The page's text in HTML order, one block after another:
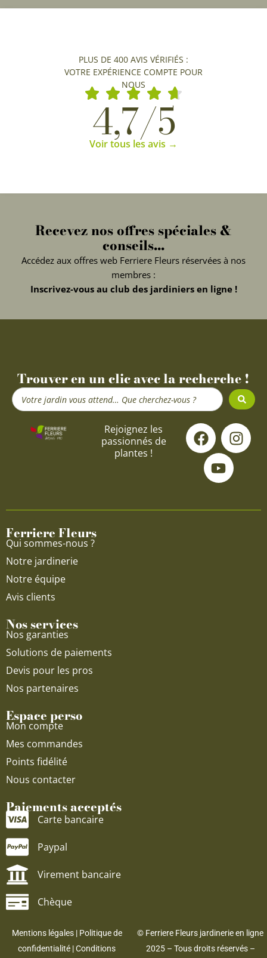
PLUS DE 400 AVIS VÉRIFIÉS :
VOTRE EXPÉRIENCE COMPTE POUR
NOUS
4,7/5
Voir tous les avis →
Recevez nos offres spéciales &
conseils...
Accédez aux offres web Ferriere Fleurs réservées à nos
membres :
Inscrivez-vous au club des jardiniers en ligne !
Trouver en un clic avec la recherche !
Search
...
Rejoignez les
passionnés de
plantes !
F
a
c
e
o
I
n
s
g
Y
o
u
t
u
b
Ferriere Fleurs
Qui sommes-nous ?
Notre jardinerie
Notre équipe
Avis clients
Nos services
Nos garanties
Solutions de paiements
Devis pour les pros
Nos partenaires
Espace perso
Mon compte
Mes commandes
Points fidélité
Nous contacter
Paiements acceptés
Carte bancaire
Paypal
Virement bancaire
Chèque
Mentions légales| Politique de
confidentialité |Conditions
© Ferriere Fleurs jardinerie en ligne
2025 – Tous droits réservés –